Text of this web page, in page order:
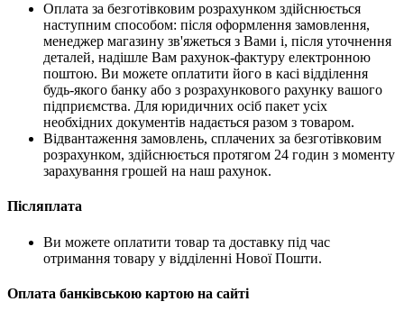
Оплата за безготівковим розрахунком здійснюється
наступним способом: після оформлення замовлення,
менеджер магазину зв'яжеться з Вами і, після уточнення
деталей, надішле Вам рахунок-фактуру електронною
поштою. Ви можете оплатити його в касі відділення
будь-якого банку або з розрахункового рахунку вашого
підприємства. Для юридичних осіб пакет усіх
необхідних документів надається разом з товаром.
Відвантаження замовлень, сплачених за безготівковим
розрахунком, здійснюється протягом 24 годин з моменту
зарахування грошей на наш рахунок.
Післяплата
Ви можете оплатити товар та доставку під час
отримання товару у відділенні Нової Пошти.
Оплата банківською картою на сайті